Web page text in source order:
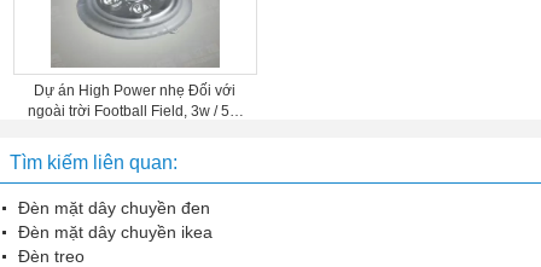
Dự án High Power nhẹ Đối với
ngoài trời Football Field, 3w / 5W
Tìm kiếm liên quan:
Đèn mặt dây chuyền đen
Đèn mặt dây chuyền ikea
Đèn treo